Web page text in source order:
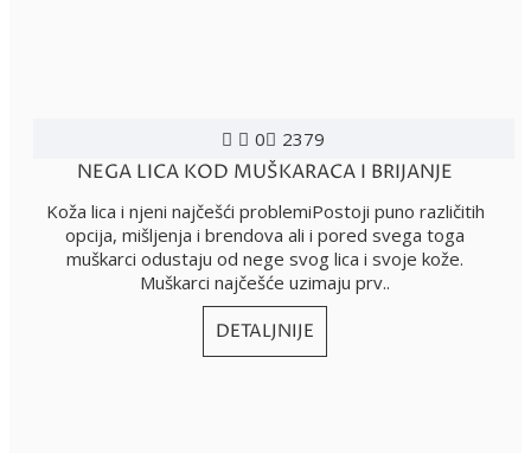
0 2379
NEGA LICA KOD MUŠKARACA I BRIJANJE
Koža lica i njeni najčešći problemiPostoji puno različitih
opcija, mišljenja i brendova ali i pored svega toga
muškarci odustaju od nege svog lica i svoje kože.
Muškarci najčešće uzimaju prv..
DETALJNIJE